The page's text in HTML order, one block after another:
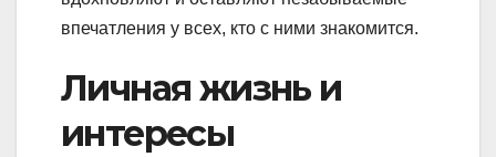
впечатления у всех, кто с ними знакомится.
Личная жизнь и
интересы